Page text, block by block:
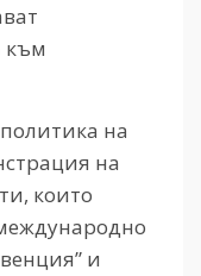
към
на
на
които
и